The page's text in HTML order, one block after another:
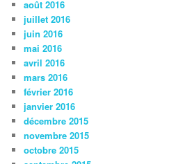
août 2016
juillet 2016
juin 2016
mai 2016
avril 2016
mars 2016
février 2016
janvier 2016
décembre 2015
novembre 2015
octobre 2015